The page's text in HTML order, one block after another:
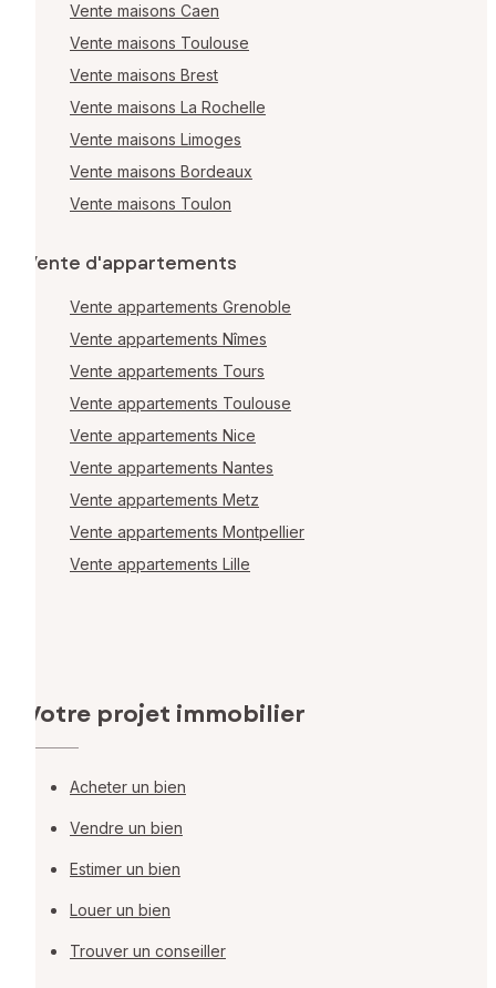
Vente maisons Caen
Vente maisons Toulouse
Vente maisons Brest
Vente maisons La Rochelle
Vente maisons Limoges
Vente maisons Bordeaux
Vente maisons Toulon
Vente d'appartements
Vente appartements Grenoble
Vente appartements Nîmes
Vente appartements Tours
Vente appartements Toulouse
Vente appartements Nice
Vente appartements Nantes
Vente appartements Metz
Vente appartements Montpellier
Vente appartements Lille
Votre projet immobilier
Acheter un bien
Vendre un bien
Estimer un bien
Louer un bien
Trouver un conseiller